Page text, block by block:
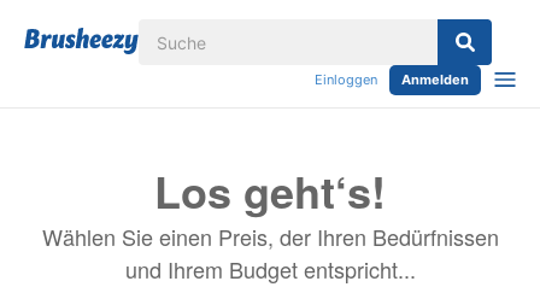
Einloggen Anmelden
Los geht‘s!
Wählen Sie einen Preis, der Ihren Bedürfnissen
und Ihrem Budget entspricht...